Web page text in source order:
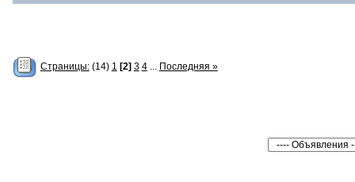
Страницы:(14) 1 [2] 3 4... Последняя »